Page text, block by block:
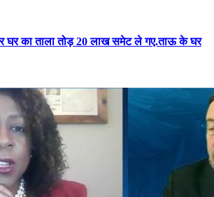
घर का ताला तोड़ 20 लाख समेट ले गए.ताऊ के घर